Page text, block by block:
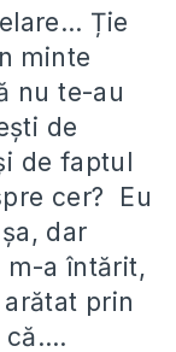
Ție
minte
nu te-au
de
de faptul
cer? Eu
dar
m-a întărit,
prin
că….